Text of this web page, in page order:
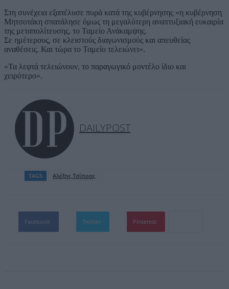
Στη συνέχεια εξαπέλυσε πυρά κατά της κυβέρνησης «η κυβέρνηση
Μητσοτάκη σπατάλησε όμως τη μεγαλύτερη αναπτυξιακή ευκαιρία
της μεταπολίτευσης, το Ταμείο Ανάκαμψης.
Σε ημέτερους, σε κλειστούς διαγωνισμούς και απευθείας
αναθέσεις. Και τώρα το Ταμείο τελειώνει».
«Τα λεφτά τελειώνουν, το παραγωγικό μοντέλο ίδιο και
χειρότερο».
DAILYPOST
TAGS Aλέξης Τσίπρας
Facebook Twitter Pinterest